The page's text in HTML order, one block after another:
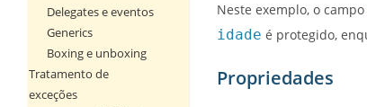
Neste exemplo, o campo
idade é protegido,
Propriedades
Delegates e eventos
Generics
Boxing e unboxing
Tratamento de
exceções